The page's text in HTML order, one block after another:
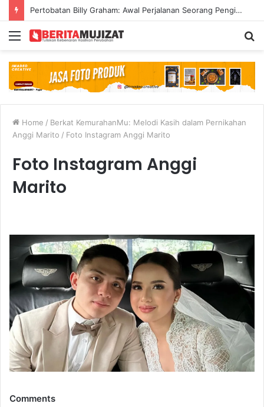
Pertobatan Billy Graham: Awal Perjalanan Seorang Penginjil Dunia
Menu
Home / Berkat KemurahanMu: Melodi Kasih dalam Pernikahan
Anggi Marito / Foto Instagram Anggi Marito
Foto Instagram Anggi
Marito
Comments